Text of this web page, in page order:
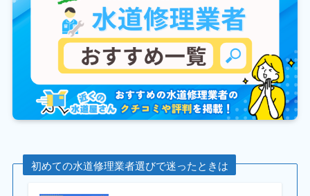
初めての水道修理業者選びで迷ったときは